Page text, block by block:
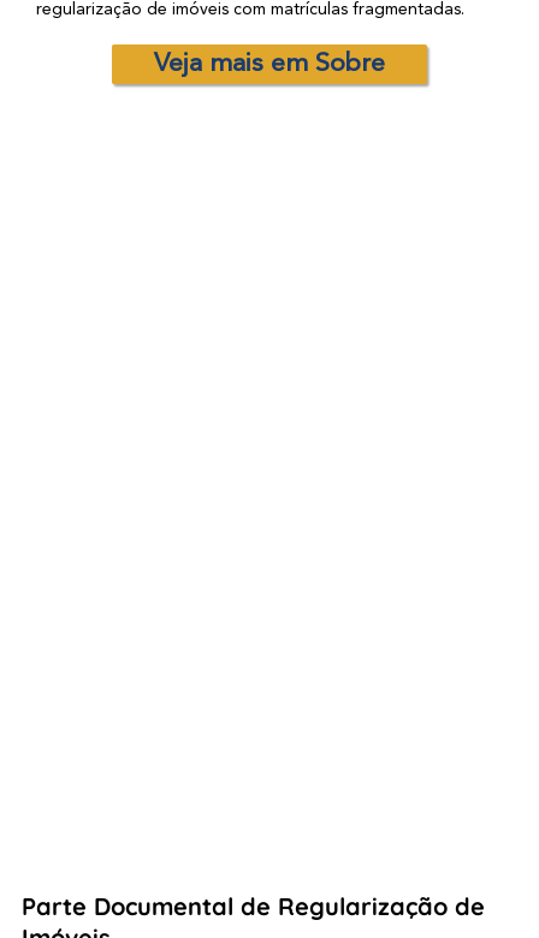
regularização de imóveis com matrículas fragmentadas.
Veja mais em Sobre
Parte Documental de Regularização de